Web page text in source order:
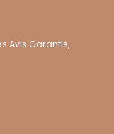
Avis Garantis,